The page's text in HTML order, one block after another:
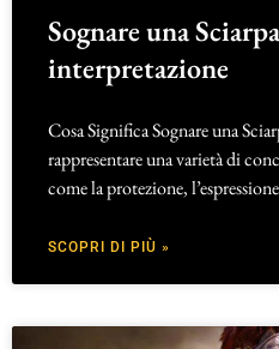
Sognare una
interpretazione
Cosa Significa Sognare una
rappresentare una varietà di
come la protezione,
SCOPRI DI PIÙ »